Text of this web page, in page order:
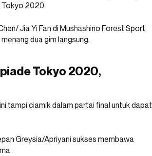
Tokyo 2020.
Jia Yi Fan di Mushashino Forest Sport
dua gim langsung.
Tokyo 2020,
tampi ciamik dalam partai final untuk dapat
Greysia/Apriyani sukses membawa